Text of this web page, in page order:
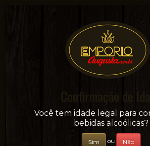
Sua conveniência e adega on-
Confirmação de
Você tem idade legal para
bebidas alcoólicas?
Sim ou Não